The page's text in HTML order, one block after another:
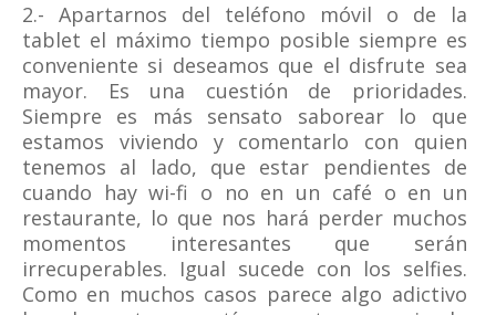
2.- Apartarnos del teléfono móvil o de la
tablet el máximo tiempo posible siempre es
conveniente si deseamos que el disfrute sea
mayor. Es una cuestión de prioridades.
Siempre es más sensato saborear lo que
estamos viviendo y comentarlo con quien
tenemos al lado, que estar pendientes de
cuando hay wi-fi o no en un café o en un
restaurante, lo que nos hará perder muchos
momentos interesantes que serán
irrecuperables. Igual sucede con los selfies.
Como en muchos casos parece algo adictivo